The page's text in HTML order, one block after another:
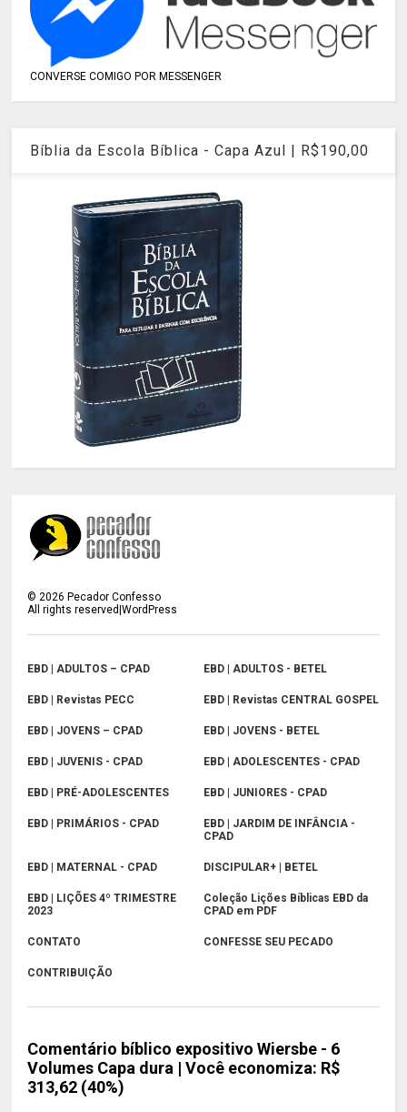
CONVERSE COMIGO POR MESSENGER
Bíblia da Escola Bíblica - Capa Azul | R$190,00
©2026 Pecador Confesso
All rights reserved|WordPress
EBD | ADULTOS – CPAD EBD | ADULTOS - BETEL
EBD | Revistas PECC EBD | Revistas CENTRAL GOSPEL
EBD | JOVENS – CPAD EBD | JOVENS - BETEL
EBD | JUVENIS - CPAD EBD | ADOLESCENTES - CPAD
EBD | PRÉ-ADOLESCENTES EBD | JUNIORES - CPAD
EBD | PRIMÁRIOS - CPAD
EBD | JARDIM DE INFÂNCIA -
CPAD
EBD | MATERNAL - CPAD DISCIPULAR+ | BETEL
EBD | LIÇÕES 4º TRIMESTRE
2023
Coleção Lições Bíblicas EBD da
CPAD em PDF
CONTATO CONFESSE SEU PECADO
CONTRIBUIÇÃO
Comentário bíblico expositivo Wiersbe - 6
Volumes Capa dura | Você economiza: R$
313,62 (40%)